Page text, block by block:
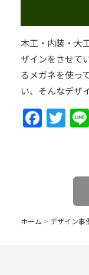
木工・内装・大
ザインをさせて
るメガネを使っ
い、そんなデザ
ホーム > デザイン事